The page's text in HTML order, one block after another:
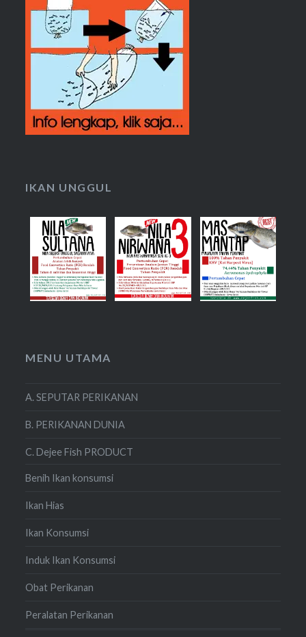
IKAN UNGGUL
MENU UTAMA
A. SEPUTAR PERIKANAN
B. PERIKANAN DUNIA
C. Dejee Fish PRODUCT
Benih Ikan konsumsi
Ikan Hias
Ikan Konsumsi
Induk Ikan Konsumsi
Obat Perikanan
Peralatan Perikanan